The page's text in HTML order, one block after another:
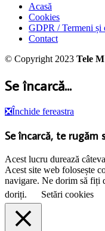
Acasă
Cookies
GDPR / Termeni și
Contact
© Copyright 2023 Tele
Se încarcă...
❎Închide fereastra
Se încarcă, te rugăm
Acest lucru durează
Acest site web folosește
navigare. Ne dorim să fiți
doriți.
Setări cookies